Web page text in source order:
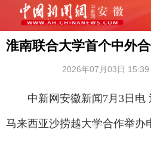
淮南联合大学首个中外
2026年07月03日 15:39
中新网安徽新闻7月3日电
马来西亚沙捞越大学合作举办